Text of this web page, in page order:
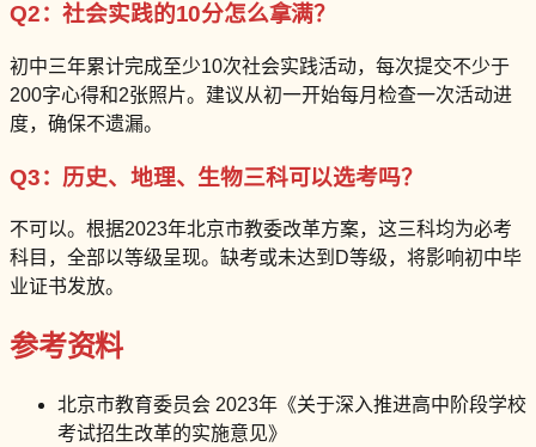
Q2：社会实践的10分怎么拿满？
初中三年累计完成至少10次社会实践活动，每次提交不少于
200字心得和2张照片。建议从初一开始每月检查一次活动进
度，确保不遗漏。
Q3：历史、地理、生物三科可以选考吗？
不可以。根据2023年北京市教委改革方案，这三科均为必考
科目，全部以等级呈现。缺考或未达到D等级，将影响初中毕
业证书发放。
参考资料
北京市教育委员会 2023年《关于深入推进高中阶段学校
考试招生改革的实施意见》